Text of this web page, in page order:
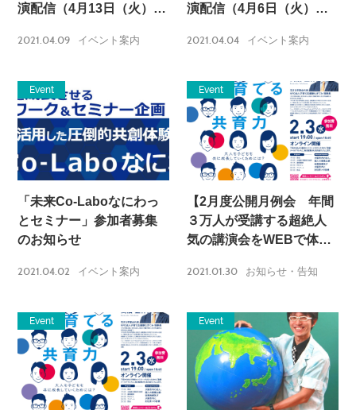
演配信（4月13日（火））
2021.04.09 イベント案内
演配信（4月6日（火））
2021.04.04 イベント案内
Event
「未来Co-Laboなにわっ
とセミナー」参加者募集
のお知らせ
2021.04.02 イベント案内
Event
【2月度公開月例会 年間
３万人が受講する超絶人
気の講演会をWEBで体験
2021.01.30 お知らせ・告知
Event Event